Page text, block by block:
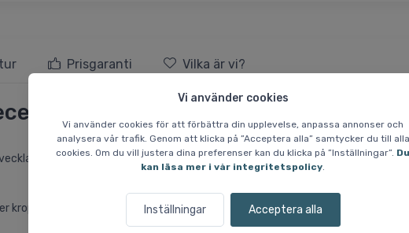
Vi använder cookies
Vi använder cookies för att förbättra din upplevelse, anpassa annonser och
analysera vår trafik. Genom att klicka på ”Acceptera alla” samtycker du till alla
cookies. Om du vill justera dina preferenser kan du klicka på ”Inställningar”. Du
kan läsa mer i vår integritetspolicy.
Inställningar Acceptera alla
Prisgaranti Vilka är vi?
Junior, Blå
för vardagsbruk och aktiviteter där rörelsefrihet och en smidig
kroppens naturliga rörelser. På framsidan finns en knäppning som kan